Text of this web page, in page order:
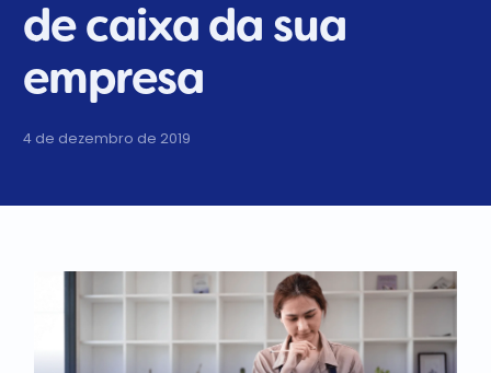
de caixa da sua
empresa
4 de dezembro de 2019